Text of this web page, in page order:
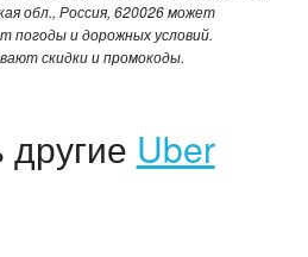
обл., Россия, 620026 может
погоды и дорожных условий.
скидки и промокоды.
другие Uber